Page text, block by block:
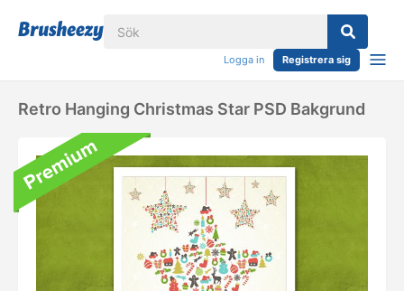
Logga in Registrera sig
Retro Hanging Christmas Star PSD Bakgrund